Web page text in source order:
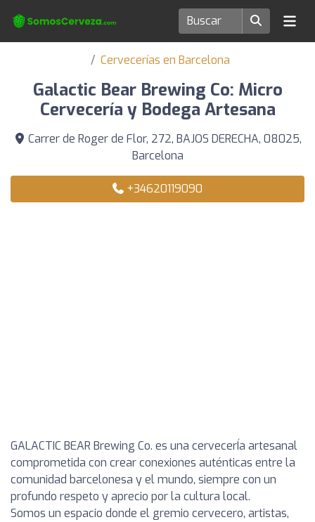
Cervecerías en Barcelona
Galactic Bear Brewing Co: Micro
Cervecería y Bodega Artesana
Carrer de Roger de Flor, 272, BAJOS DERECHA, 08025,
Barcelona
+34620119090
GALACTIC BEAR Brewing Co. es una cervecerÍa artesanal
comprometida con crear conexiones auténticas entre la
comunidad barcelonesa y el mundo, siempre con un
profundo respeto y aprecio por la cultura local.
Somos un espacio donde el gremio cervecero, artistas,